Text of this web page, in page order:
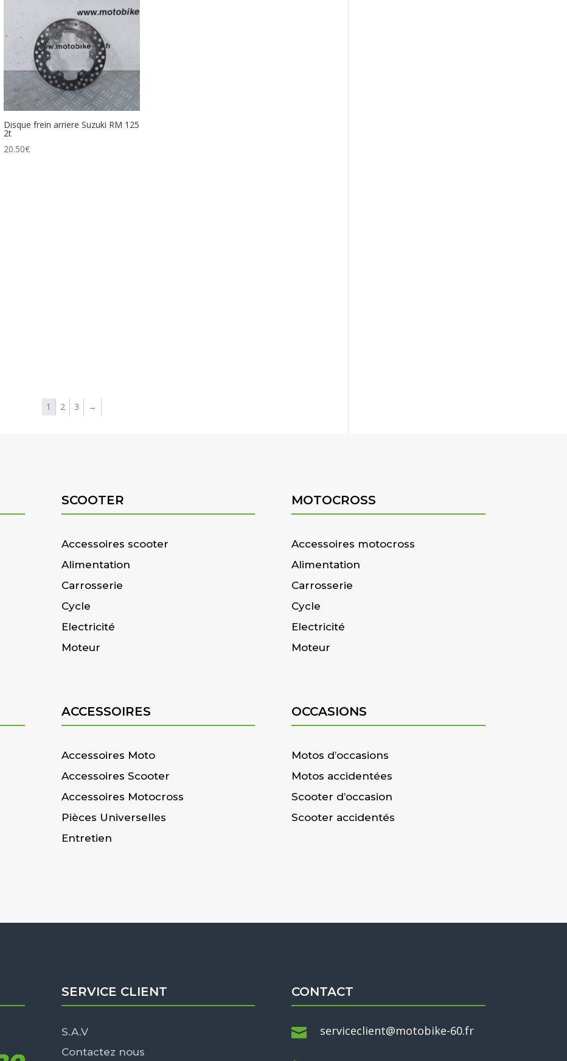
Disque frein arriere Suzuki RM 125
2t
20.50€
1 2 3 →
SCOOTER
Accessoires scooter
Alimentation
Carrosserie
Cycle
Electricité
Moteur
MOTOCROSS
Accessoires motocross
Alimentation
Carrosserie
Cycle
Electricité
Moteur
ACCESSOIRES
Accessoires Moto
Accessoires Scooter
Accessoires Motocross
Pièces Universelles
Entretien
OCCASIONS
Motos d’occasions
Motos accidentées
Scooter d’occasion
Scooter accidentés
SERVICE CLIENT
S.A.V
Contactez nous
CONTACT
 serviceclient@motobike-60.fr